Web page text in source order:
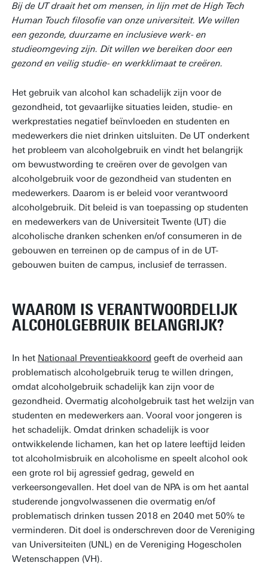
Bij de UT draait het om mensen, in lijn met de High Tech
Human Touch filosofie van onze universiteit. We willen
een gezonde, duurzame en inclusieve werk- en
studieomgeving zijn. Dit willen we bereiken door een
gezond en veilig studie- en werkklimaat te creëren.
Het gebruik van alcohol kan schadelijk zijn voor de
gezondheid, tot gevaarlijke situaties leiden, studie- en
werkprestaties negatief beïnvloeden en studenten en
medewerkers die niet drinken uitsluiten. De UT onderkent
het probleem van alcoholgebruik en vindt het belangrijk
om bewustwording te creëren over de gevolgen van
alcoholgebruik voor de gezondheid van studenten en
medewerkers. Daarom is er beleid voor verantwoord
alcoholgebruik. Dit beleid is van toepassing op studenten
en medewerkers van de Universiteit Twente (UT) die
alcoholische dranken schenken en/of consumeren in de
gebouwen en terreinen op de campus of in de UT-
gebouwen buiten de campus, inclusief de terrassen.
WAAROM IS VERANTWOORDELIJK
ALCOHOLGEBRUIK BELANGRIJK?
In het Nationaal Preventieakkoord geeft de overheid aan
problematisch alcoholgebruik terug te willen dringen,
omdat alcoholgebruik schadelijk kan zijn voor de
gezondheid. Overmatig alcoholgebruik tast het welzijn van
studenten en medewerkers aan. Vooral voor jongeren is
het schadelijk. Omdat drinken schadelijk is voor
ontwikkelende lichamen, kan het op latere leeftijd leiden
tot alcoholmisbruik en alcoholisme en speelt alcohol ook
een grote rol bij agressief gedrag, geweld en
verkeersongevallen. Het doel van de NPA is om het aantal
studerende jongvolwassenen die overmatig en/of
problematisch drinken tussen 2018 en 2040 met 50% te
verminderen. Dit doel is onderschreven door de Vereniging
van Universiteiten (UNL) en de Vereniging Hogescholen
Wetenschappen (VH).